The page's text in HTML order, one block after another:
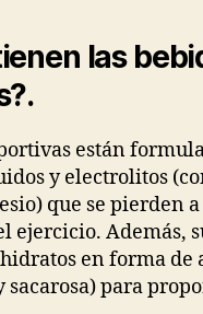
las
.
están
y electrolitos
que se pierden
ejercicio. Además,
en forma de
sacarosa) para